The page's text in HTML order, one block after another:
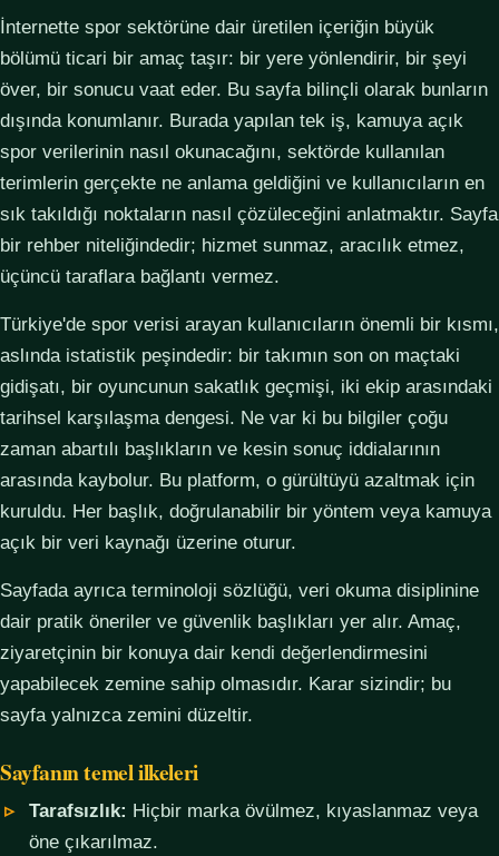
İnternette spor sektörüne dair üretilen içeriğin büyük
bölümü ticari bir amaç taşır: bir yere yönlendirir, bir şeyi
över, bir sonucu vaat eder. Bu sayfa bilinçli olarak bunların
dışında konumlanır. Burada yapılan tek iş, kamuya açık
spor verilerinin nasıl okunacağını, sektörde kullanılan
terimlerin gerçekte ne anlama geldiğini ve kullanıcıların en
sık takıldığı noktaların nasıl çözüleceğini anlatmaktır. Sayfa
bir rehber niteliğindedir; hizmet sunmaz, aracılık etmez,
üçüncü taraflara bağlantı vermez.
Türkiye'de spor verisi arayan kullanıcıların önemli bir kısmı,
aslında istatistik peşindedir: bir takımın son on maçtaki
gidişatı, bir oyuncunun sakatlık geçmişi, iki ekip arasındaki
tarihsel karşılaşma dengesi. Ne var ki bu bilgiler çoğu
zaman abartılı başlıkların ve kesin sonuç iddialarının
arasında kaybolur. Bu platform, o gürültüyü azaltmak için
kuruldu. Her başlık, doğrulanabilir bir yöntem veya kamuya
açık bir veri kaynağı üzerine oturur.
Sayfada ayrıca terminoloji sözlüğü, veri okuma disiplinine
dair pratik öneriler ve güvenlik başlıkları yer alır. Amaç,
ziyaretçinin bir konuya dair kendi değerlendirmesini
yapabilecek zemine sahip olmasıdır. Karar sizindir; bu
sayfa yalnızca zemini düzeltir.
Sayfanın temel ilkeleri
Tarafsızlık: Hiçbir marka övülmez, kıyaslanmaz veya
öne çıkarılmaz.